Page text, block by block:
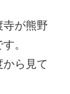
が熊野
。
ら見て